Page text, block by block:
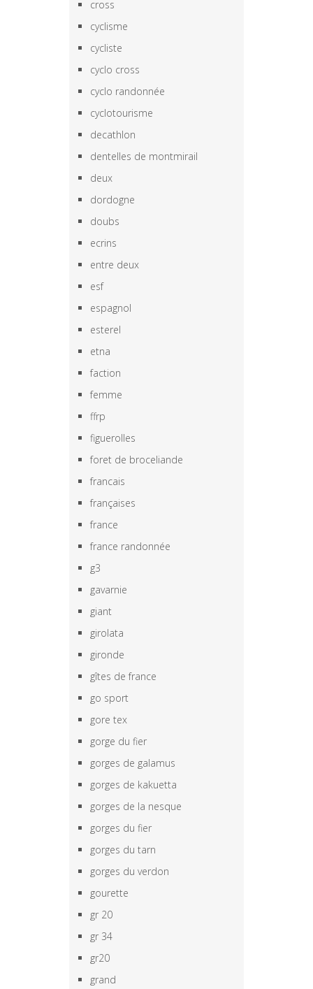
cross
cyclisme
cycliste
cyclo cross
cyclo randonnée
cyclotourisme
decathlon
dentelles de montmirail
deux
dordogne
doubs
ecrins
entre deux
esf
espagnol
esterel
etna
faction
femme
ffrp
figuerolles
foret de broceliande
francais
françaises
france
france randonnée
g3
gavarnie
giant
girolata
gironde
gîtes de france
go sport
gore tex
gorge du fier
gorges de galamus
gorges de kakuetta
gorges de la nesque
gorges du fier
gorges du tarn
gorges du verdon
gourette
gr 20
gr 34
gr20
grand